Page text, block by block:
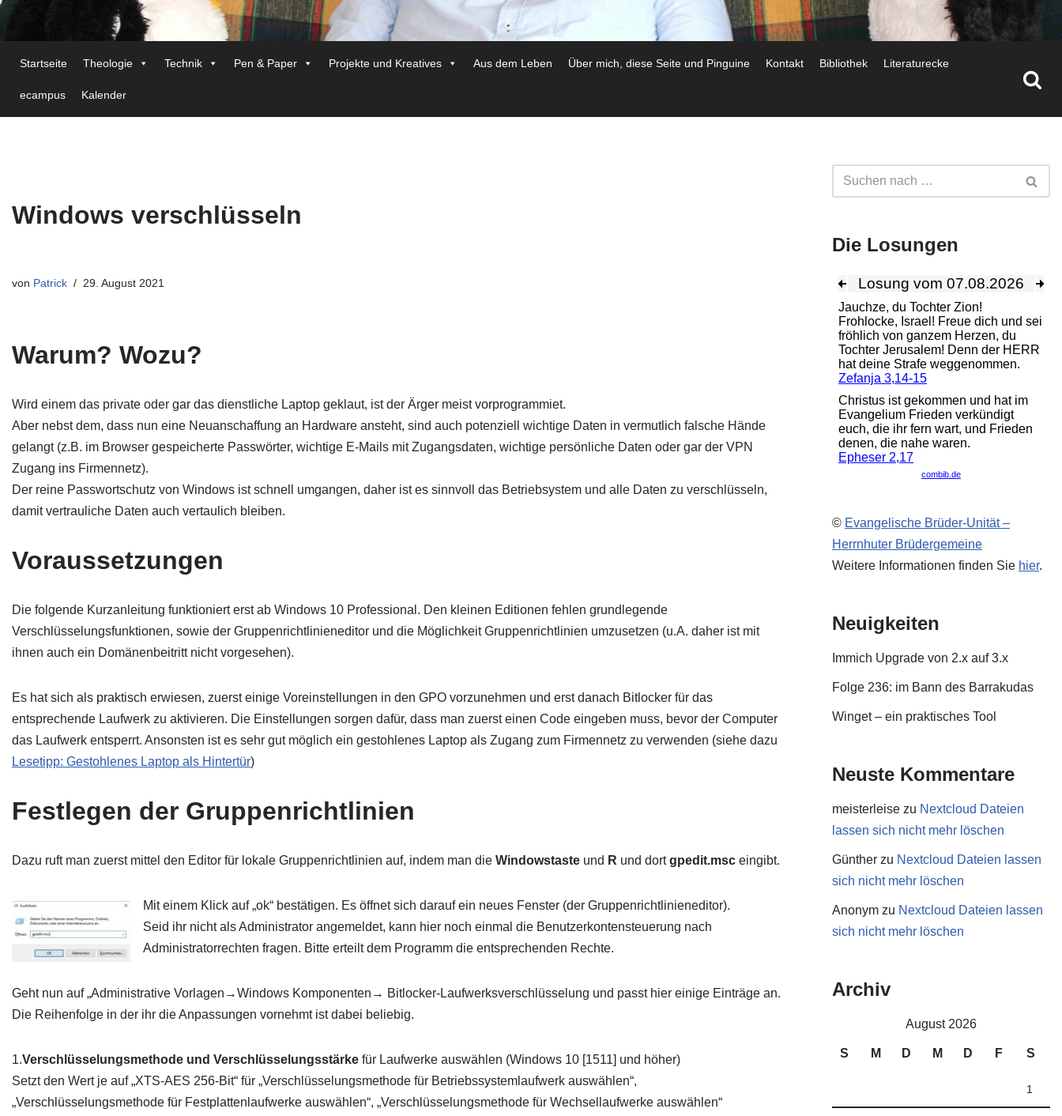
Startseite Theologie Technik Pen & Paper Projekte und Kreatives Aus dem Leben Über mich, diese Seite und Pinguine Kontakt Bibliothek Literaturecke
ecampus Kalender
Windows verschlüsseln
von Patrick 29. August 2021
Warum? Wozu?
Wird einem das private oder gar das dienstliche Laptop geklaut, ist der Ärger meist vorprogrammiet.
Aber nebst dem, dass nun eine Neuanschaffung an Hardware ansteht, sind auch potenziell wichtige Daten in vermutlich falsche Hände
gelangt (z.B. im Browser gespeicherte Passwörter, wichtige E-Mails mit Zugangsdaten, wichtige persönliche Daten oder gar der VPN
Zugang ins Firmennetz).
Der reine Passwortschutz von Windows ist schnell umgangen, daher ist es sinnvoll das Betriebsystem und alle Daten zu verschlüsseln,
damit vertrauliche Daten auch vertaulich bleiben.
Voraussetzungen
Die folgende Kurzanleitung funktioniert erst ab Windows 10 Professional. Den kleinen Editionen fehlen grundlegende
Verschlüsselungsfunktionen, sowie der Gruppenrichtlinieneditor und die Möglichkeit Gruppenrichtlinien umzusetzen (u.A. daher ist mit
ihnen auch ein Domänenbeitritt nicht vorgesehen).
Es hat sich als praktisch erwiesen, zuerst einige Voreinstellungen in den GPO vorzunehmen und erst danach Bitlocker für das
entsprechende Laufwerk zu aktivieren. Die Einstellungen sorgen dafür, dass man zuerst einen Code eingeben muss, bevor der Computer
das Laufwerk entsperrt. Ansonsten ist es sehr gut möglich ein gestohlenes Laptop als Zugang zum Firmennetz zu verwenden (siehe dazu
Lesetipp: Gestohlenes Laptop als Hintertür)
Festlegen der Gruppenrichtlinien
Dazu ruft man zuerst mittel den Editor für lokale Gruppenrichtlinien auf, indem man die Windowstaste und R und dortgpedit.msc eingibt.
Mit einem Klick auf „ok“ bestätigen. Es öffnet sich darauf ein neues Fenster (der Gruppenrichtlinieneditor).
Seid ihr nicht als Administrator angemeldet, kann hier noch einmal die Benutzerkontensteuerung nach
Administratorrechten fragen. Bitte erteilt dem Programm die entsprechenden Rechte.
Geht nun auf „Administrative Vorlagen→Windows Komponenten→ Bitlocker-Laufwerksverschlüsselung und passt hier einige Einträge an.
Die Reihenfolge in der ihr die Anpassungen vornehmt ist dabei beliebig.
1.Verschlüsselungsmethode und Verschlüsselungsstärke für Laufwerke auswählen (Windows 10 [1511] und höher)
Setzt den Wert je auf „XTS-AES 256-Bit“ für „Verschlüsselungsmethode für Betriebssystemlaufwerk auswählen“,
„Verschlüsselungsmethode für Festplattenlaufwerke auswählen“, „Verschlüsselungsmethode für Wechsellaufwerke auswählen“
Die Losungen
© Evangelische Brüder-Unität –
Herrnhuter Brüdergemeine
Weitere Informationen finden Sie hier.
Neuigkeiten
Immich Upgrade von 2.x auf 3.x
Folge 236: im Bann des Barrakudas
Winget – ein praktisches Tool
Neuste Kommentare
meisterleise zu Nextcloud Dateien
lassen sich nicht mehr löschen
Günther zu Nextcloud Dateien lassen
sich nicht mehr löschen
Anonym zu Nextcloud Dateien lassen
sich nicht mehr löschen
Archiv
August 2026
S M D M D F S
1